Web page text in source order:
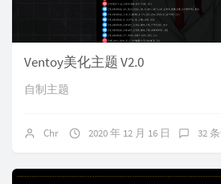
Ventoy美化主题 V2.0
自制主题
Chr 2020 年 12 月 16 日 32